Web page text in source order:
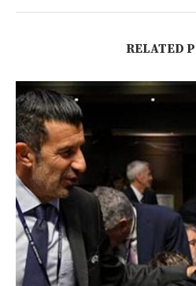
RELATED